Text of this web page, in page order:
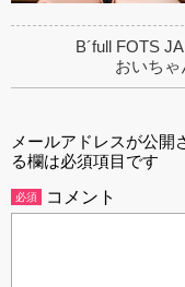
B´full FOTS
おいちゃ
メールアドレスが公開
る欄は必須項目です
必須 コメント